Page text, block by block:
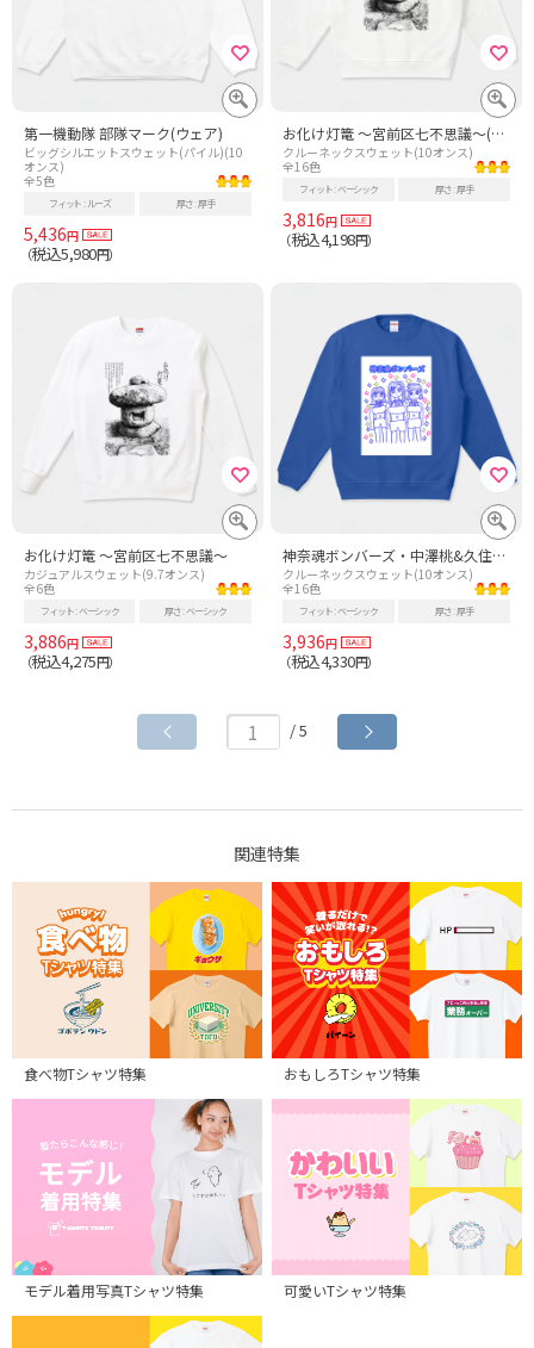
第一機動隊 部隊マーク(ウェア)
ビッグシルエットスウェット(パイル)(10
オンス)
全5色
フィット ルーズ 厚さ 厚手
5,436円
（税込5,980円）
お化け灯篭 ～宮前区七不思議～(白地Ver)
クルーネックスウェット(10オンス)
全16色
フィット ベーシック 厚さ 厚手
3,816円
（税込4,198円）
お化け灯篭 ～宮前区七不思議～
カジュアルスウェット(9.7オンス)
全6色
フィット ベーシック 厚さ ベーシック
3,886円
（税込4,275円）
神奈魂ボンバーズ・中澤桃&久住秋穂&安倍潤子T
クルーネックスウェット(10オンス)
全16色
フィット ベーシック 厚さ 厚手
3,936円
（税込4,330円）
/ 5
関連特集
食べ物Tシャツ特集 おもしろTシャツ特集
モデル着用写真Tシャツ特集 可愛いTシャツ特集